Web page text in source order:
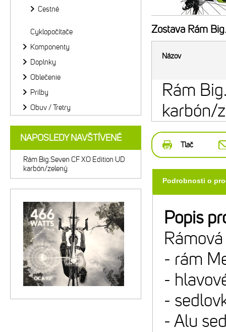
Zostava Rám
Názov
Rám
karbón/
Tlač
Podrobnosti o
Popis
- rám
-
-
- Alu
Cestné
Cyklopočítače
Komponenty
Doplnky
Oblečenie
Prilby
Obuv / Tretry
NAPOSLEDY NAVŠTÍVENÉ
Rám Big.Seven CF XO Edition UD
karbón/zelený